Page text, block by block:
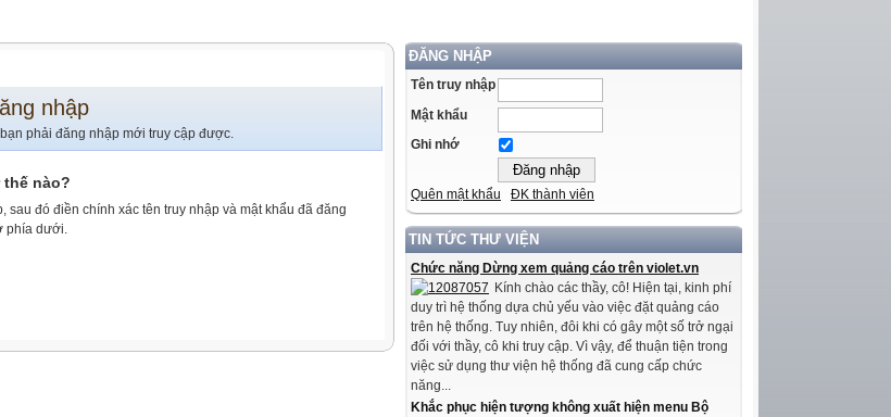
ĐĂNG NHẬP
Tên truy nhập
Mật khẩu
Ghi nhớ
Quên mật khẩu ĐK thành viên
TIN TỨC THƯ VIỆN
Chức năng Dừng xem quảng cáo trên violet.vn
Kính chào các thầy, cô! Hiện tại, kinh phí
duy trì hệ thống dựa chủ yếu vào việc đặt quảng cáo
trên hệ thống. Tuy nhiên, đôi khi có gây một số trở ngại
đối với thầy, cô khi truy cập. Vì vậy, để thuận tiện trong
việc sử dụng thư viện hệ thống đã cung cấp chức
năng...
Khắc phục hiện tượng không xuất hiện menu Bộ
nhập
phải đăng nhập mới truy cập được.
thế nào?
sau đó điền chính xác tên truy nhập và mật khẩu đã đăng
phía dưới.